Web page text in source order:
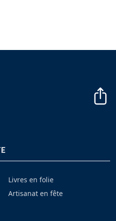
Livres en folie
Artisanat en fête